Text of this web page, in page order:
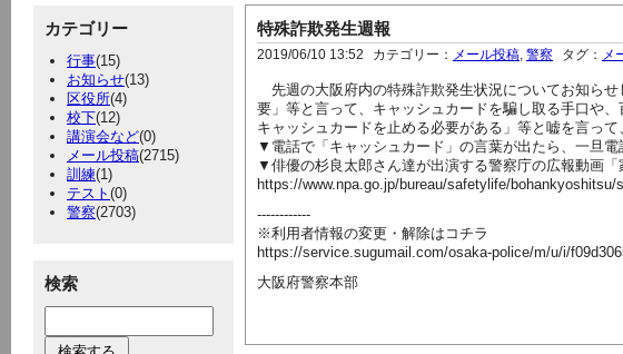
カテゴリー
行事(15)
お知らせ(13)
区役所(4)
校下(12)
講演会など(0)
メール投稿(2715)
訓練(1)
テスト (0)
警察(2703)
検索
特殊詐欺発生週報
2019/06/10 13:52 カテゴリー： メール投稿 警察 タグ： メ
先週の大阪府内の特殊詐欺発生状況についてお知ら
要」等と言って、キャッシュカードを騙し取る手口や
キャッシュカードを止める必要がある」等と嘘を言っ
▼電話で「キャッシュカード」の言葉が出たら、一旦電
▼俳優の杉良太郎さん達が出演する警察庁の広報動画
https://www.npa.go.jp/bureau/safetylife/bohankyoshitsu/
------------
※利用者情報の変更・解除はコチラ
https://service.sugumail.com/osaka-police/m/u/i/
大阪府警察本部